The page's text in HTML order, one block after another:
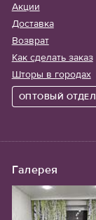
Акции
Доставка
Возврат
Как сделать заказ
Шторы в городах
ОПТОВЫЙ ОТДЕЛ
Галерея